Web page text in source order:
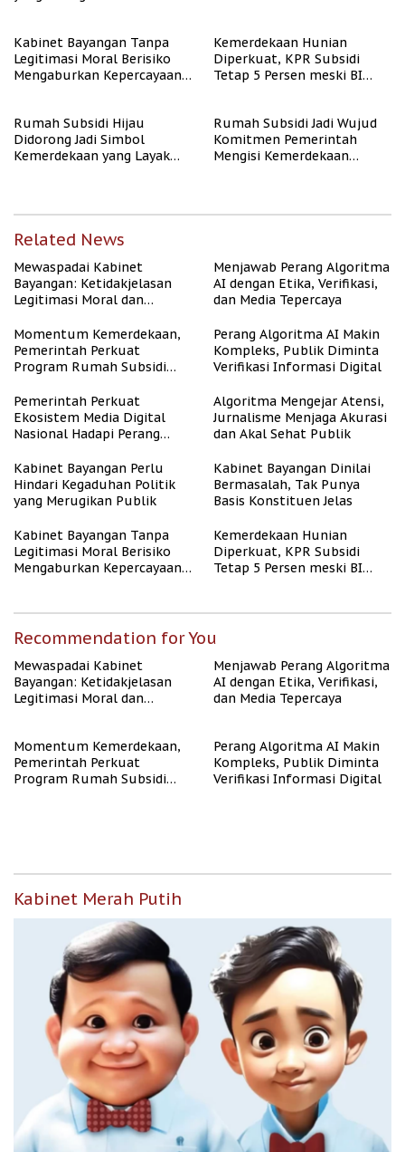
Kabinet Bayangan Tanpa
Legitimasi Moral Berisiko
Mengaburkan Kepercayaan
Kemerdekaan Hunian
Diperkuat, KPR Subsidi
Tetap 5 Persen meski BI
Rumah Subsidi Hijau
Didorong Jadi Simbol
Kemerdekaan yang Layak
Rumah Subsidi Jadi Wujud
Komitmen Pemerintah
Mengisi Kemerdekaan
Related News
Mewaspadai Kabinet
Bayangan: Ketidakjelasan
Legitimasi Moral dan
Menjawab Perang Algoritma
AI dengan Etika, Verifikasi,
dan Media Tepercaya
Momentum Kemerdekaan,
Pemerintah Perkuat
Program Rumah Subsidi
Berpenghasilan Rendah
Perang Algoritma AI Makin
Kompleks, Publik Diminta
Verifikasi Informasi Digital
Pemerintah Perkuat
Ekosistem Media Digital
Nasional Hadapi Perang
Algoritma Mengejar Atensi,
Jurnalisme Menjaga Akurasi
dan Akal Sehat Publik
Kabinet Bayangan Perlu
Hindari Kegaduhan Politik
yang Merugikan Publik
Kabinet Bayangan Dinilai
Bermasalah, Tak Punya
Basis Konstituen Jelas
Kabinet Bayangan Tanpa
Legitimasi Moral Berisiko
Mengaburkan Kepercayaan
Kemerdekaan Hunian
Diperkuat, KPR Subsidi
Tetap 5 Persen meski BI
Recommendation for You
Mewaspadai Kabinet
Bayangan: Ketidakjelasan
Legitimasi Moral dan
Menjawab Perang Algoritma
AI dengan Etika, Verifikasi,
dan Media Tepercaya
Momentum Kemerdekaan,
Pemerintah Perkuat
Program Rumah Subsidi
Perang Algoritma AI Makin
Kompleks, Publik Diminta
Verifikasi Informasi Digital
Kabinet Merah Putih